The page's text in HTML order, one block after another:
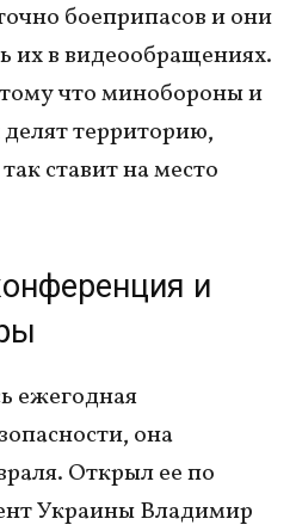
боеприпасов и они
их в видеообращениях.
что минобороны и
территорию,
ставит на место
и
ежегодная
она
Открыл ее по
Украины Владимир